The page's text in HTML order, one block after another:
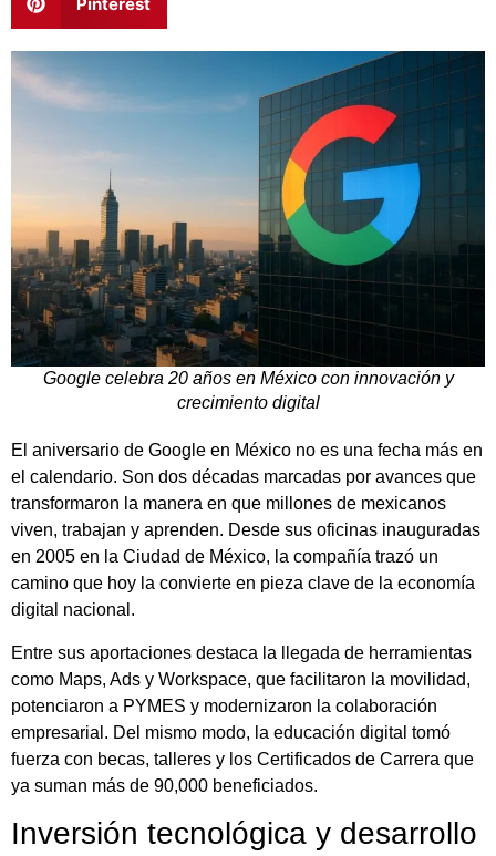
Google celebra 20 años en México con innovación y
crecimiento digital
El aniversario de Google en México no es una fecha más en
el calendario. Son dos décadas marcadas por avances que
transformaron la manera en que millones de mexicanos
viven, trabajan y aprenden. Desde sus oficinas inauguradas
en 2005 en la Ciudad de México, la compañía trazó un
camino que hoy la convierte en pieza clave de la economía
digital nacional.
Entre sus aportaciones destaca la llegada de herramientas
como Maps, Ads y Workspace, que facilitaron la movilidad,
potenciaron a PYMES y modernizaron la colaboración
empresarial. Del mismo modo, la educación digital tomó
fuerza con becas, talleres y los Certificados de Carrera que
ya suman más de 90,000 beneficiados.
Inversión tecnológica y desarrollo